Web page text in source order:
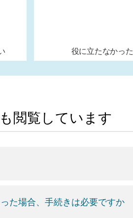
役に立たなかった
閲覧しています
た場合、手続きは必要ですか